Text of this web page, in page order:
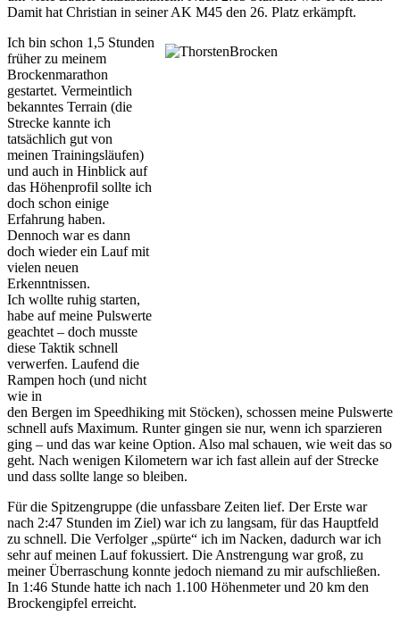
Damit hat Christian in seiner AK M45 den 26. Platz erkämpft.
Ich bin schon 1,5 Stunden
früher zu meinem
Brockenmarathon
gestartet. Vermeintlich
bekanntes Terrain (die
Strecke kannte ich
tatsächlich gut von
meinen Trainingsläufen)
und auch in Hinblick auf
das Höhenprofil sollte ich
doch schon einige
Erfahrung haben.
Dennoch war es dann
doch wieder ein Lauf mit
vielen neuen
Erkenntnissen.
Ich wollte ruhig starten,
habe auf meine Pulswerte
geachtet – doch musste
diese Taktik schnell
verwerfen. Laufend die
Rampen hoch (und nicht
wie in
den Bergen im Speedhiking mit Stöcken), schossen meine Pulswerte
schnell aufs Maximum. Runter gingen sie nur, wenn ich sparzieren
ging – und das war keine Option. Also mal schauen, wie weit das so
geht. Nach wenigen Kilometern war ich fast allein auf der Strecke
und dass sollte lange so bleiben.
Für die Spitzengruppe (die unfassbare Zeiten lief. Der Erste war
nach 2:47 Stunden im Ziel) war ich zu langsam, für das Hauptfeld
zu schnell. Die Verfolger „spürte“ ich im Nacken, dadurch war ich
sehr auf meinen Lauf fokussiert. Die Anstrengung war groß, zu
meiner Überraschung konnte jedoch niemand zu mir aufschließen.
In 1:46 Stunde hatte ich nach 1.100 Höhenmeter und 20 km den
Brockengipfel erreicht.